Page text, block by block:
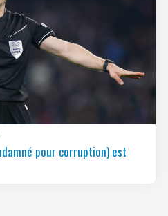
pour corruption) est